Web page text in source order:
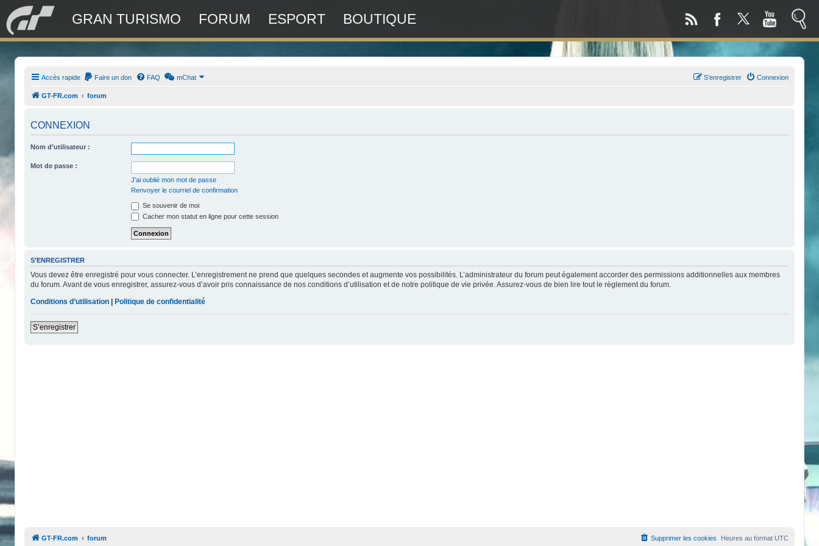
GRAN TURISMO FORUM ESPORT BOUTIQUE
Accès rapide Faire un don FAQ mChat Connexion
S’enregistrer
GT-FR.com forum
CONNEXION
Nom d’utilisateur :
Mot de passe :
J’ai oublié mon mot de passe
Renvoyer le courriel de confirmation
Se souvenir de moi
Cacher mon statut en ligne pour cette session
S’ENREGISTRER
Vous devez être enregistré pour vous connecter. L’enregistrement ne prend que quelques secondes et augmente vos possibilités. L’administrateur du forum peut également accorder des permissions additionnelles aux membres
du forum. Avant de vous enregistrer, assurez-vous d’avoir pris connaissance de nos conditions d’utilisation et de notre politique de vie privée. Assurez-vous de bien lire tout le règlement du forum.
Conditions d’utilisation |Politique de confidentialité
S’enregistrer
GT-FR.com forum Heures au format UTC
Supprimer les cookies